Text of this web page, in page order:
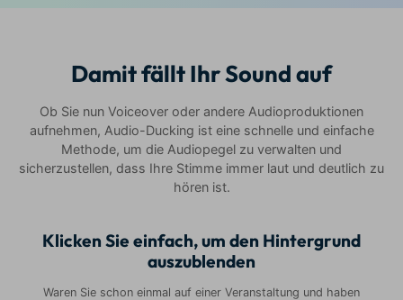
Damit fällt Ihr Sound auf
Ob Sie nun Voiceover oder andere Audioproduktionen
aufnehmen, Audio-Ducking ist eine schnelle und einfache
Methode, um die Audiopegel zu verwalten und
sicherzustellen, dass Ihre Stimme immer laut und deutlich zu
hören ist.
Klicken Sie einfach, um den Hintergrund
auszublenden
Waren Sie schon einmal auf einer Veranstaltung und haben